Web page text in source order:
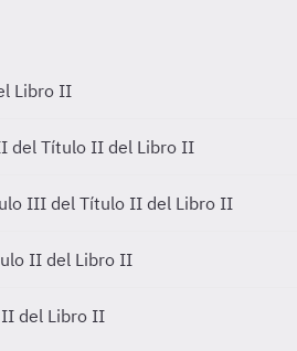
Libro II
del Título II del Libro II
III del Título II del Libro II
II del Libro II
del Libro II